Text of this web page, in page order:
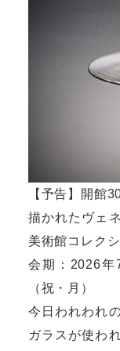
【予告】開館
描かれたヴェ
美術館コレク
会期：2026年
（祝・月）
今日われわれ
ガラスが使わ